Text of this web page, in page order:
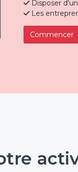
Disposer
Les
Commencer